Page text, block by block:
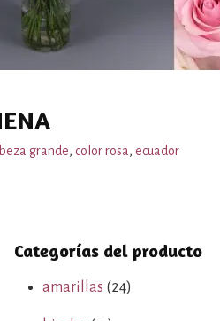
grande, color rosa, ecuador
Categorías del producto
amarillas (24)